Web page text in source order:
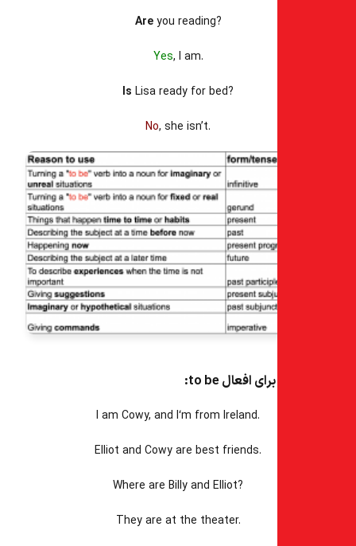
Are
IsLisa ready for bed?
I am Cowy, and I‘m from Ireland.
Elliot and Cowy are best friends.
Where are Billy and Elliot?
They are at the theater.